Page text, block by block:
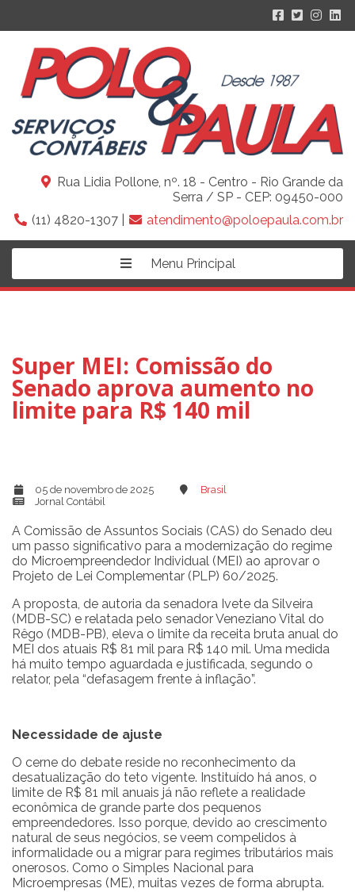
Rua Lidia Pollone, nº. 18 - Centro - Rio Grande da
Serra / SP - CEP: 09450-000
(11) 4820-1307 |
atendimento@poloepaula.com.br
Menu Principal
Super MEI: Comissão do
Senado aprova aumento no
limite para R$ 140 mil
05 de novembro de 2025
Brasil
Jornal Contábil
A Comissão de Assuntos Sociais (CAS) do Senado deu
um passo significativo para a modernização do regime
do Microempreendedor Individual (MEI) ao aprovar o
Projeto de Lei Complementar (PLP) 60/2025.
A proposta, de autoria da senadora Ivete da Silveira
(MDB-SC) e relatada pelo senador Veneziano Vital do
Rêgo (MDB-PB), eleva o limite da receita bruta anual do
MEI dos atuais R$ 81 mil para R$ 140 mil. Uma medida
há muito tempo aguardada e justificada, segundo o
relator, pela “defasagem frente à inflação”.
Necessidade de ajuste
O cerne do debate reside no reconhecimento da
desatualização do teto vigente. Instituído há anos, o
limite de R$ 81 mil anuais já não reflete a realidade
econômica de grande parte dos pequenos
empreendedores. Isso porque, devido ao crescimento
natural de seus negócios, se veem compelidos à
informalidade ou a migrar para regimes tributários mais
onerosos. Como o Simples Nacional para
Microempresas (ME), muitas vezes de forma abrupta.